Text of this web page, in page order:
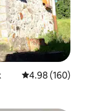
คะแนนเฉลี่ย
4.98 (160)